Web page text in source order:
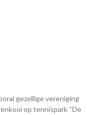
gezellige vereniging
op tennispark “De